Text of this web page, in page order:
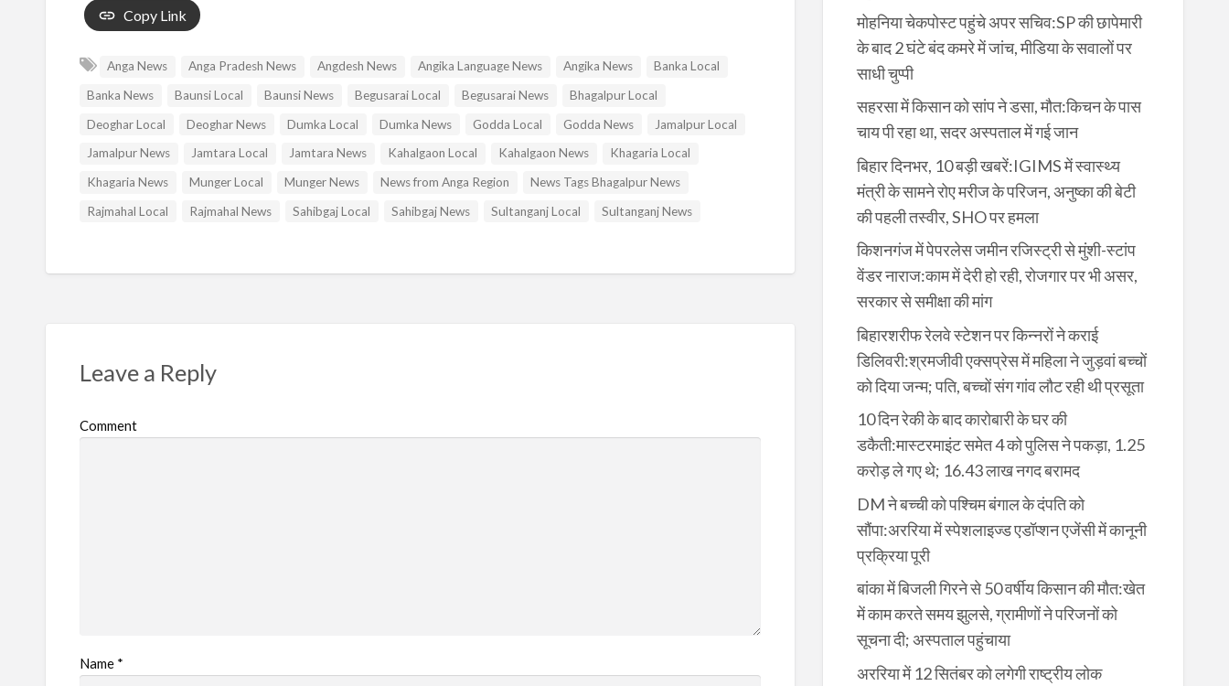
Copy Link
Anga News Anga Pradesh News Angdesh News Angika Language News Angika News
Banka Local
Banka News
Baunsi Local Baunsi News Begusarai Local Begusarai News
Bhagalpur Local
Deoghar Local
Deoghar News Dumka Local Dumka News Godda Local Godda News
Jamalpur Local
Jamalpur News
Jamtara Local Jamtara News Kahalgaon Local Kahalgaon News
Khagaria Local
Khagaria News
Munger Local Munger News News from Anga Region
News Tags Bhagalpur News
Rajmahal Local
Rajmahal News Sahibgaj Local Sahibgaj News Sultanganj Local Sultanganj News
Leave a Reply
Comment
Name *
मोहनिया चेकपोस्ट पहुंचे अपर सचिव:SP की छापेमारी
के बाद 2 घंटे बंद कमरे में जांच, मीडिया के सवालों पर
साधी चुप्पी
सहरसा में किसान को सांप ने डसा, मौत:किचन के पास
चाय पी रहा था, सदर अस्पताल में गई जान
बिहार दिनभर, 10 बड़ी खबरें:IGIMS में स्वास्थ्य
मंत्री के सामने रोए मरीज के परिजन, अनुष्का की बेटी
की पहली तस्वीर, SHO पर हमला
किशनगंज में पेपरलेस जमीन रजिस्ट्री से मुंशी-स्टांप
वेंडर नाराज:काम में देरी हो रही, रोजगार पर भी असर,
सरकार से समीक्षा की मांग
बिहारशरीफ रेलवे स्टेशन पर किन्नरों ने कराई
डिलिवरी:श्रमजीवी एक्सप्रेस में महिला ने जुड़वां बच्चों
को दिया जन्म; पति, बच्चों संग गांव लौट रही थी प्रसूता
10 दिन रेकी के बाद कारोबारी के घर की
डकैती:मास्टरमाइंट समेत 4 को पुलिस ने पकड़ा, 1.25
करोड़ ले गए थे; 16.43 लाख नगद बरामद
DM ने बच्ची को पश्चिम बंगाल के दंपति को
सौंपा:अररिया में स्पेशलाइज्ड एडॉप्शन एजेंसी में कानूनी
प्रक्रिया पूरी
बांका में बिजली गिरने से 50 वर्षीय किसान की मौत:खेत
में काम करते समय झुलसे, ग्रामीणों ने परिजनों को
सूचना दी; अस्पताल पहुंचाया
अररिया में 12 सितंबर को लगेगी राष्ट्रीय लोक